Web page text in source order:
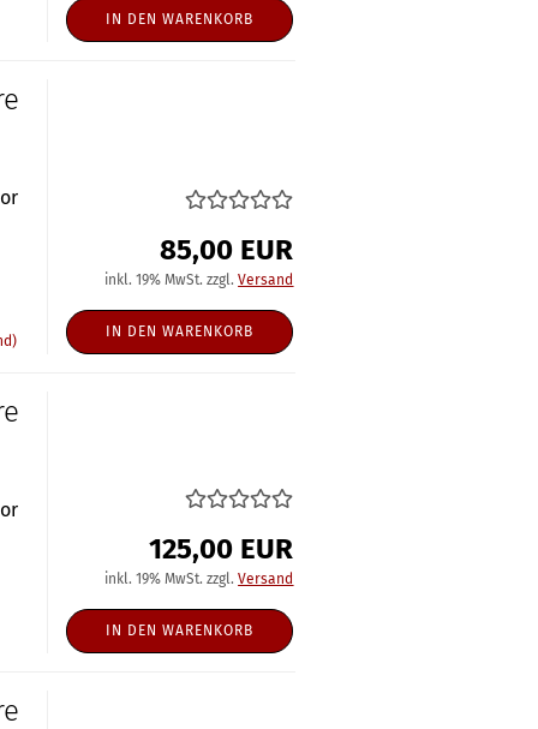
IN DEN WARENKORB
85,00 EUR
inkl. 19% MwSt. zzgl.Versand
IN DEN WARENKORB
125,00 EUR
inkl. 19% MwSt. zzgl.Versand
IN DEN WARENKORB